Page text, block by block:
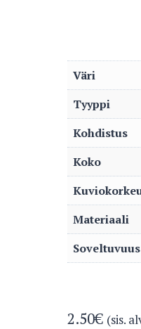
Väri
Tyyppi
Kohdistus
Koko
Materiaali
Soveltuvuus
2.50€ (sis.